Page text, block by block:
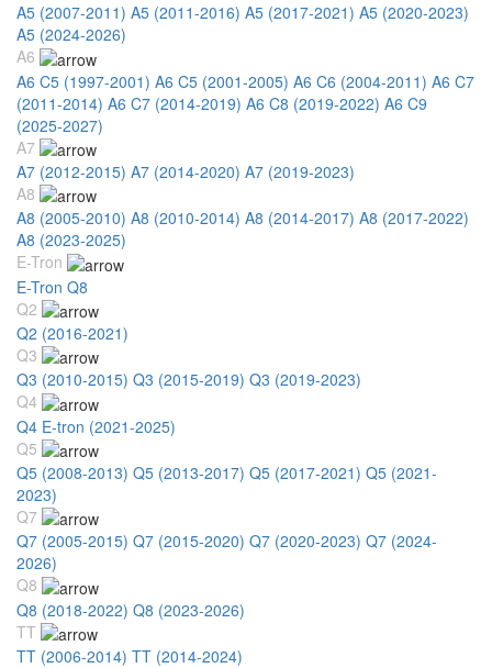
A5 (2007-2011) A5 (2011-2016) A5 (2017-2021) A5 (2020-2023)
A5 (2024-2026)
A6
A6 C5 (1997-2001) A6 C5 (2001-2005) A6 C6 (2004-2011) A6 C7
(2011-2014) A6 C7 (2014-2019) A6 C8 (2019-2022) A6 C9
(2025-2027)
A7
A7 (2012-2015) A7 (2014-2020) A7 (2019-2023)
A8
A8 (2005-2010) A8 (2010-2014) A8 (2014-2017) A8 (2017-2022)
A8 (2023-2025)
E-Tron
E-Tron Q8
Q2
Q2 (2016-2021)
Q3
Q3 (2010-2015) Q3 (2015-2019) Q3 (2019-2023)
Q4
Q4 E-tron (2021-2025)
Q5
Q5 (2008-2013) Q5 (2013-2017) Q5 (2017-2021) Q5 (2021-
2023)
Q7
Q7 (2005-2015) Q7 (2015-2020) Q7 (2020-2023) Q7 (2024-
2026)
Q8
Q8 (2018-2022) Q8 (2023-2026)
TT
TT (2006-2014) TT (2014-2024)